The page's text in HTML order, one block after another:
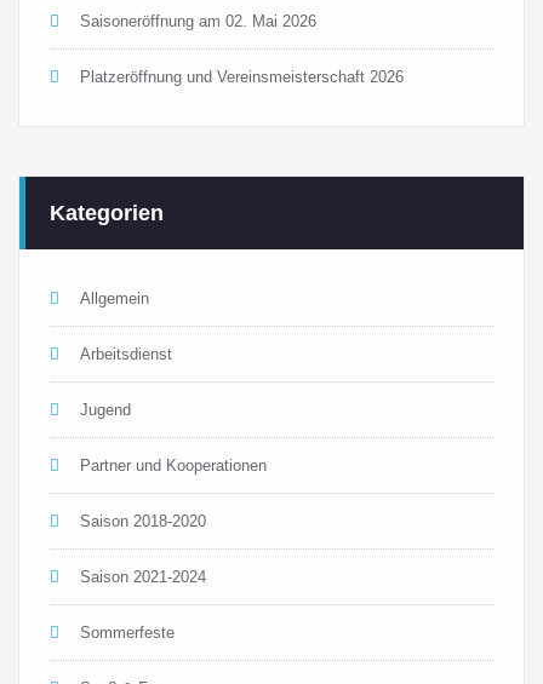
Saisoneröffnung am 02. Mai 2026
Platzeröffnung und Vereinsmeisterschaft 2026
Kategorien
Allgemein
Arbeitsdienst
Jugend
Partner und Kooperationen
Saison 2018-2020
Saison 2021-2024
Sommerfeste